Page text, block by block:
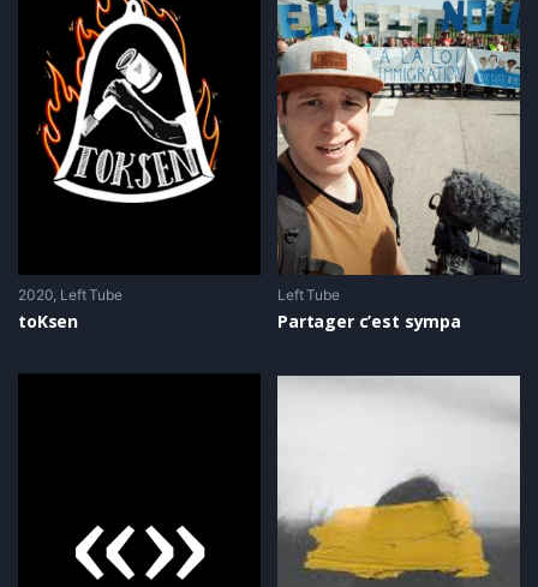
2020 Left Tube
toKsen
Left Tube
Partager c’est sympa